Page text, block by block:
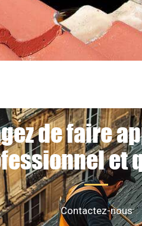
de faire
et
Contactez-nous